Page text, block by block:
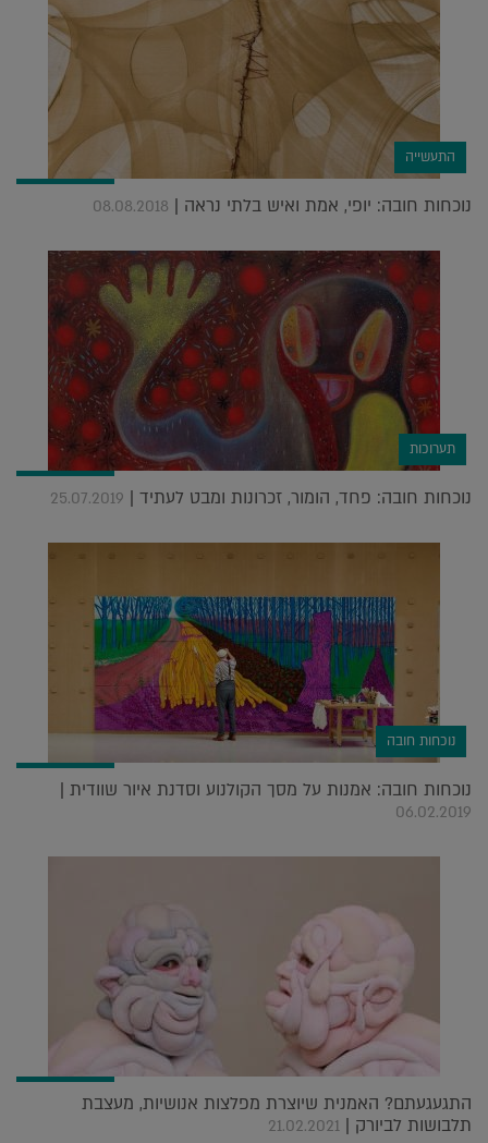
התעשייה
נוכחות חובה: יופי, אמת ואיש בלתי נראה | 08.08.2018
תערוכות
נוכחות חובה: פחד, הומור, זכרונות ומבט לעתיד | 25.07.2019
נוכחות חובה
נוכחות חובה: אמנות על מסך הקולנוע וסדנת איור שוודית |
06.02.2019
התגעגעתם? האמנית שיוצרת מפלצות אנושיות, מעצבת
תלבושות לביורק | 21.02.2021